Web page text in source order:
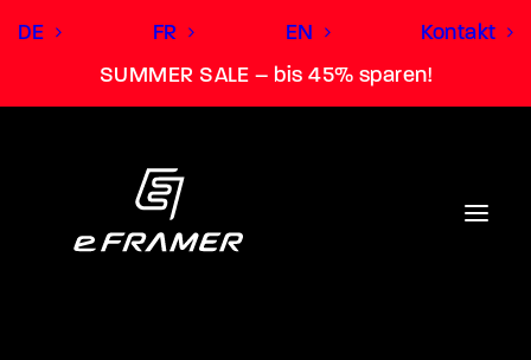
SUMMER SALE – bis 45% sparen!
DE FR EN Kontakt